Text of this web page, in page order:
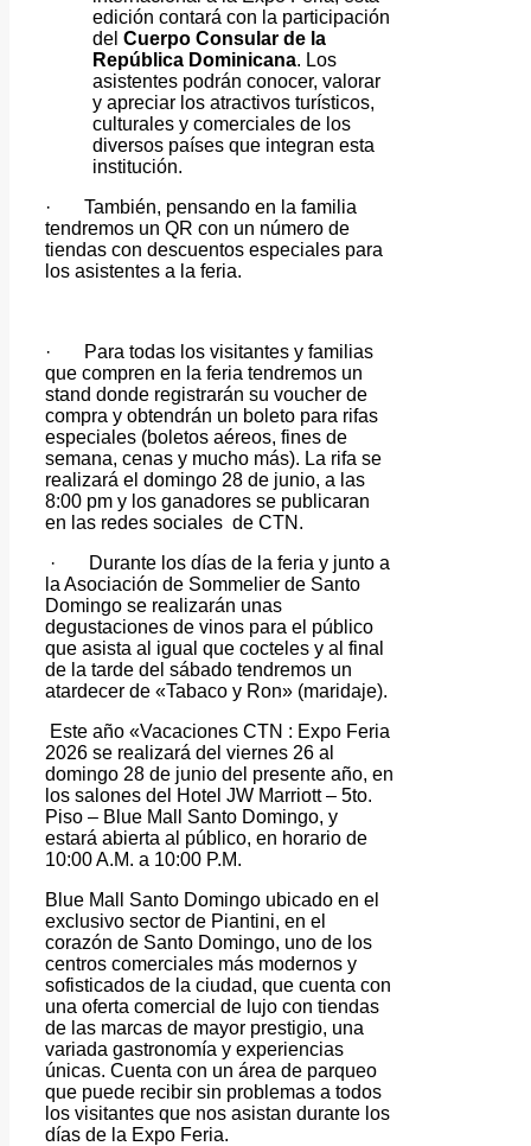
edición contará con la participación
del Cuerpo Consular de la
República Dominicana. Los
asistentes podrán conocer, valorar
y apreciar los atractivos turísticos,
culturales y comerciales de los
diversos países que integran esta
institución.
· También, pensando en la familia
tendremos un QR con un número de
tiendas con descuentos especiales para
los asistentes a la feria.
·
Para todas los visitantes y familias
que compren en la feria tendremos un
stand donde registrarán su voucher de
compra y obtendrán un boleto para rifas
especiales (boletos aéreos, fines de
semana, cenas y mucho más). La rifa se
realizará el domingo 28 de junio, a las
8:00 pm y los ganadores se publicaran
en las redes sociales de CTN.
·
Durante los días de la feria y junto a
la Asociación de Sommelier de Santo
Domingo se realizarán unas
degustaciones de vinos para el público
que asista al igual que cocteles y al final
de la tarde del sábado tendremos un
atardecer de «Tabaco y Ron» (maridaje).
Este año «Vacaciones CTN : Expo Feria
2026 se realizará del viernes 26 al
domingo 28 de junio del presente año, en
los salones del Hotel JW Marriott – 5to.
Piso – Blue Mall Santo Domingo, y
estará abierta al público, en horario de
10:00 A.M. a 10:00 P.M.
Blue Mall Santo Domingo ubicado en el
exclusivo sector de Piantini, en el
corazón de Santo Domingo, uno de los
centros comerciales más modernos y
sofisticados de la ciudad, que cuenta con
una oferta comercial de lujo con tiendas
de las marcas de mayor prestigio, una
variada gastronomía y experiencias
únicas. Cuenta con un área de parqueo
que puede recibir sin problemas a todos
los visitantes que nos asistan durante los
días de la Expo Feria.